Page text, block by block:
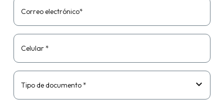
Correo electrónico*
Celular *
Tipo de documento *